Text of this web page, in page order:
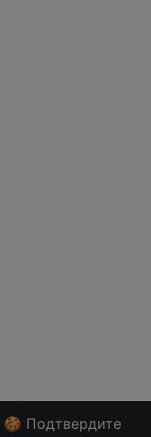
🍪 Подтвердите